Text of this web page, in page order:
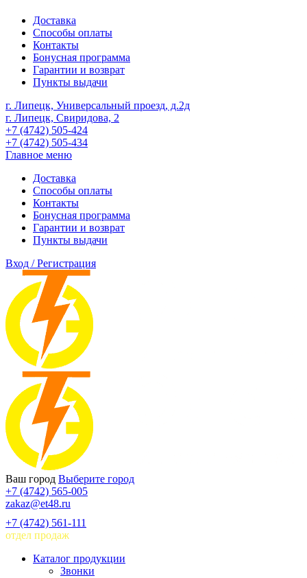
Доставка
Способы оплаты
Контакты
Бонусная программа
Гарантии и возврат
Пункты выдачи
г. Липецк, Универсальный проезд, д.2д
г. Липецк, Свиридова, 2
+7 (4742) 505-424
+7 (4742) 505-434
Главное меню
Доставка
Способы оплаты
Контакты
Бонусная программа
Гарантии и возврат
Пункты выдачи
Вход / Регистрация
Ваш город Выберите город
+7 (4742) 565-005
zakaz@et48.ru
+7 (4742) 561-111
отдел продаж
Каталог продукции
Звонки